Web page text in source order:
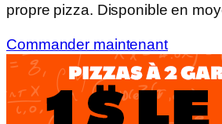
propre pizza. Disponible en
Commander maintenant